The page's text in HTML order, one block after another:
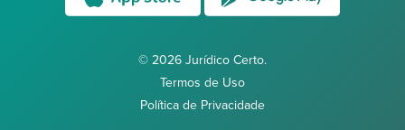
© 2026 Jurídico Certo.
Termos de Uso
Política de Privacidade